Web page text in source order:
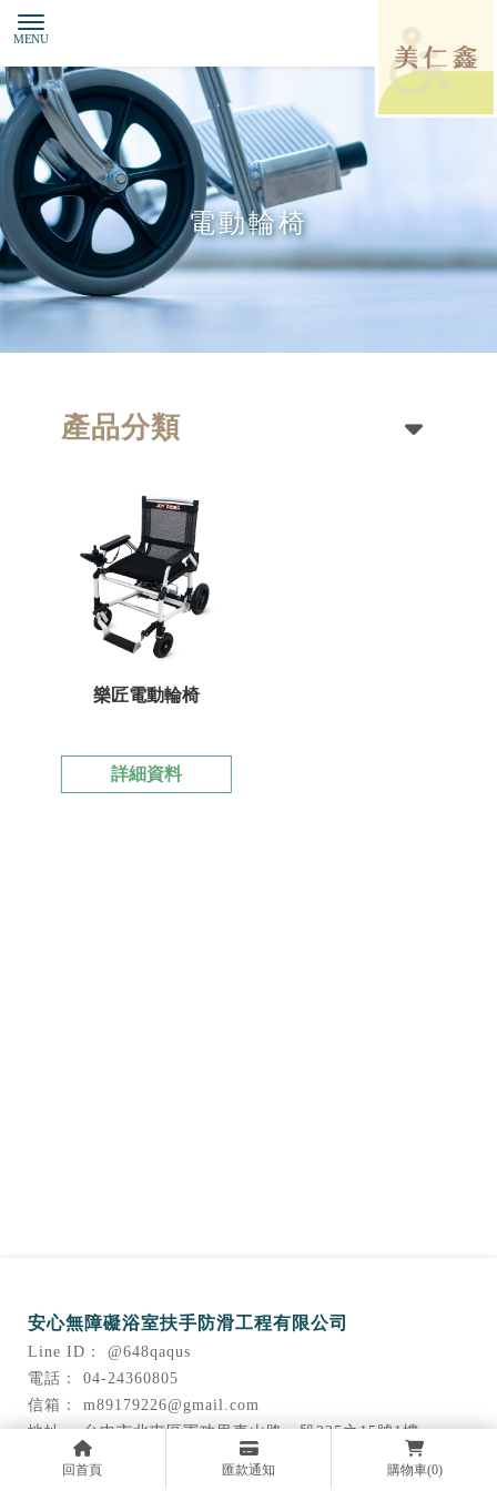
電動輪椅
產品分類
樂匠電動輪椅
詳細資料
回首頁 匯款通知 購物車(0)
@648qaqus
04-24360805
m89179226@gmail.com
台中市北屯區軍功里東山路一段225之15號1樓
關於我們 產品介紹